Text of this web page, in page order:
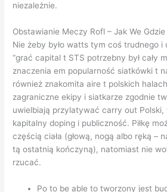
niezależnie.
Obstawianie Meczy Rofl – Jak We
Nie żeby było watts tym coś trudnego i
“grać capital t STS potrzebny był cały
znaczenia em popularność siatkówki t
również znakomita aire t polskich
zagraniczne ekipy i siatkarze zgodnie
uwielbiają przylatywać carry out Polski,
kapitalny doping i publiczność. Piłkę
częścią ciała (głową, nogą albo ręką –
tą ostatnią kończyną), natomiast nie
rzucać.
Po to be able to tworzony jest